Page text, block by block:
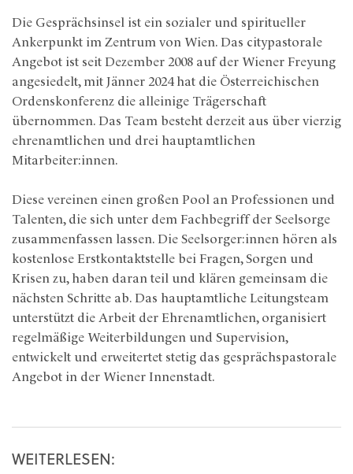
Die Gesprächsinsel ist ein sozialer und spiritueller
Ankerpunkt im Zentrum von Wien. Das citypastorale
Angebot ist seit Dezember 2008 auf der Wiener Freyung
angesiedelt, mit Jänner 2024 hat die Österreichischen
Ordenskonferenz die alleinige Trägerschaft
übernommen. Das Team besteht derzeit aus über vierzig
ehrenamtlichen und drei hauptamtlichen
Mitarbeiter:innen.
Diese vereinen einen großen Pool an Professionen und
Talenten, die sich unter dem Fachbegriff der Seelsorge
zusammenfassen lassen. Die Seelsorger:innen hören als
kostenlose Erstkontaktstelle bei Fragen, Sorgen und
Krisen zu, haben daran teil und klären gemeinsam die
nächsten Schritte ab. Das hauptamtliche Leitungsteam
unterstützt die Arbeit der Ehrenamtlichen, organisiert
regelmäßige Weiterbildungen und Supervision,
entwickelt und erweitertet stetig das gesprächspastorale
Angebot in der Wiener Innenstadt.
WEITERLESEN: